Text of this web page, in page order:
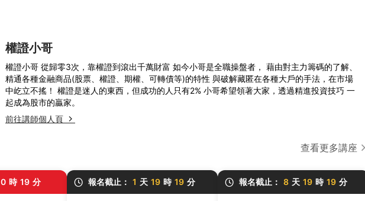
權證小哥
權證小哥 從歸零3次，靠權證到滾出千萬財富 如今小哥是全職操盤者， 藉由對主力籌碼的了解、
精通各種金融商品(股票、權證、期權、可轉債等)的特性 與破解藏匿在各種大戶的手法，在市場
中屹立不搖！ 權證是迷人的東西，但成功的人只有2% 小哥希望領著大家，透過精進投資技巧 一
起成為股市的贏家。
前往講師個人頁
查看更多講座
0 時 19 分 報名截止： 1 天 19 時 19 分 報名截止： 8 天 19 時 19 分